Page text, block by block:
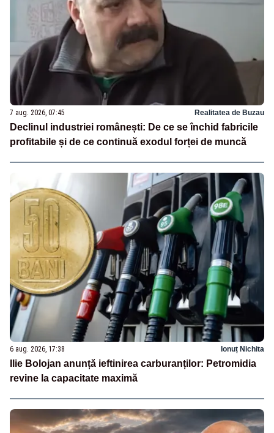
7 aug. 2026, 07:45 Realitatea de Buzau
Declinul industriei românești: De ce se închid fabricile
profitabile și de ce continuă exodul forței de muncă
6 aug. 2026, 17:38 Ionuț Nichita
Ilie Bolojan anunță ieftinirea carburanților: Petromidia
revine la capacitate maximă